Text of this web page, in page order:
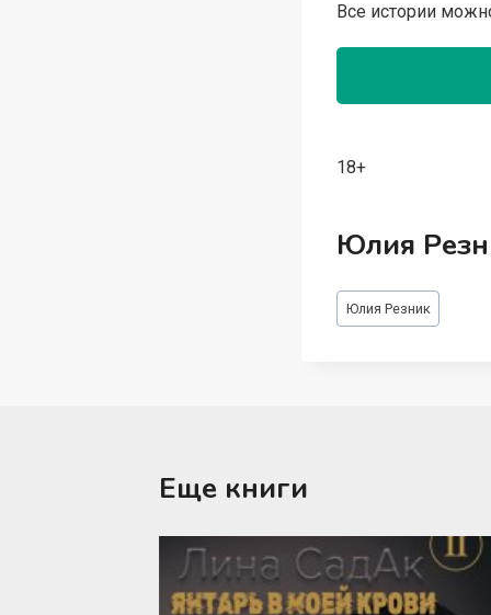
Все истории
18+
Юлия
Метки
записи:
Юлия Резник
Еще книги